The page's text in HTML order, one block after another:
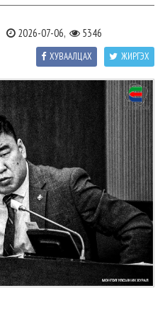
2026-07-06, 5346
ЖИРГЭХ
ХУВААЛЦАХ